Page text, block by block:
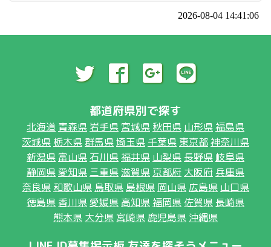
2026-08-04 14:41:06
都道府県別で探す
北海道 青森県 岩手県 宮城県 秋田県 山形県福島県
茨城県 栃木県群馬県埼玉県 千葉県 東京都神奈川県
新潟県 富山県 石川県福井県 山梨県 長野県 岐阜県
静岡県愛知県 三重県滋賀県 京都府 大阪府 兵庫県
奈良県 和歌山県 鳥取県 島根県 岡山県 広島県 山口県
徳島県 香川県愛媛県 高知県福岡県 佐賀県 長崎県
熊本県 大分県 宮崎県 鹿児島県 沖縄県